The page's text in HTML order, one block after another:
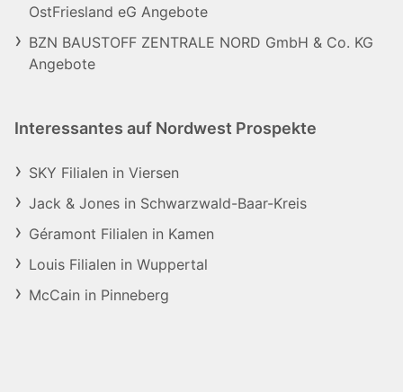
OstFriesland eG Angebote
BZN BAUSTOFF ZENTRALE NORD GmbH & Co. KG
Angebote
Interessantes auf Nordwest Prospekte
SKY Filialen in Viersen
Jack & Jones in Schwarzwald-Baar-Kreis
Géramont Filialen in Kamen
Louis Filialen in Wuppertal
McCain in Pinneberg